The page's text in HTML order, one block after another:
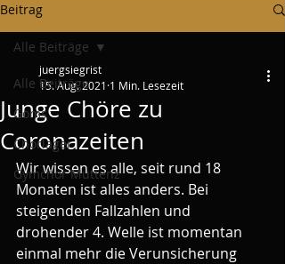
Beitrag
Alle Beiträge
Goms
Chorlager
Gymchor Muttenz
Alle Beiträge
Junge Chöre zu
Coronazeiten
juergsiegrist
15. Aug. 2021 1 Min. Lesezeit
Wir wissen es alle, seit rund 18
Monaten ist alles anders. Bei
steigenden Fallzahlen und
drohender 4. Welle ist momentan
einmal mehr die Verunsicherung